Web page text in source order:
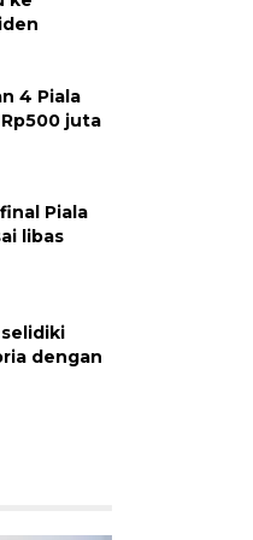
4 Piala
juta
Piala
libas
dengan